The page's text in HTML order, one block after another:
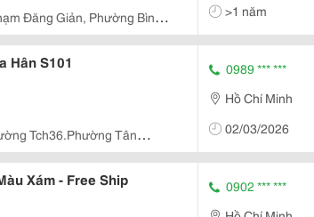
Đăng Giản, Phường Bình
>1 năm
Hân S101
Tch36.Phường Tân
0989 *** ***
Hồ Chí Minh
02/03/2026
Xám - Free Ship
0902 *** ***